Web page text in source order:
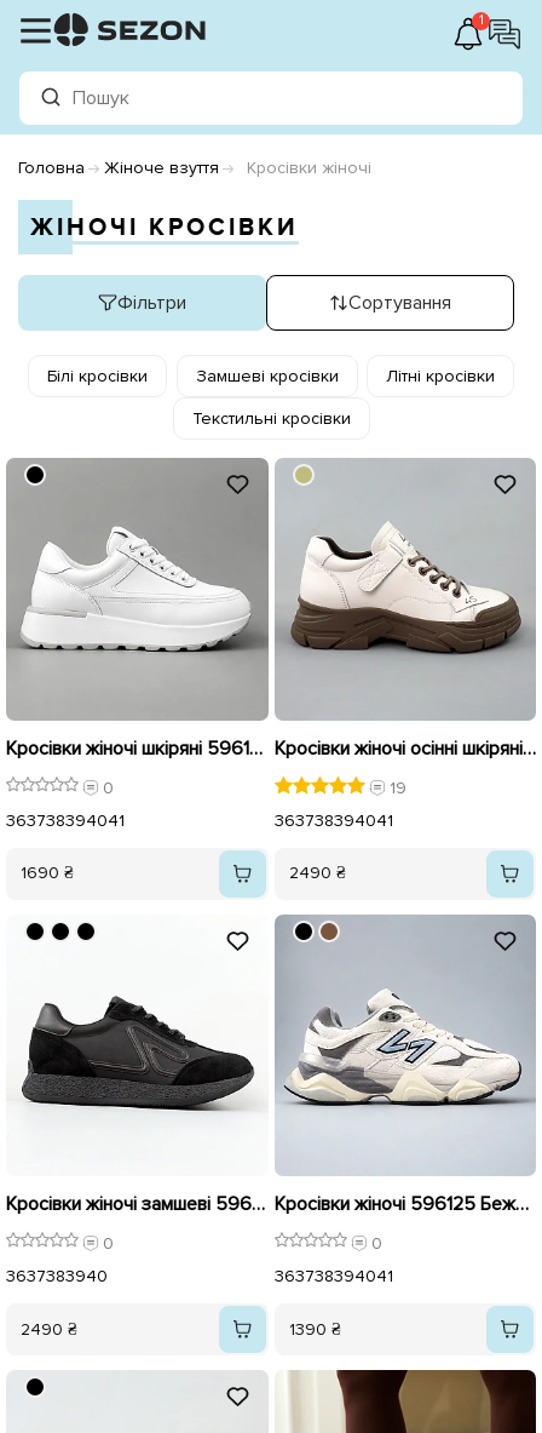
1
Головна Жіноче взуття Кросівки жіночі
ЖІНОЧІ КРОСІВКИ
Фільтри Сортування
Білі кросівки Замшеві кросівки Літні кросівки
Текстильні кросівки
Кросівки жіночі шкіряні 596135 Білі
0
363738394041
1690 ₴
Кросівки жіночі осінні шкіряні 590102 Молочні
19
363738394041
2490 ₴
Кросівки жіночі замшеві 596016 Чорні
0
3637383940
2490 ₴
Кросівки жіночі 596125 Бежеві
0
363738394041
1390 ₴